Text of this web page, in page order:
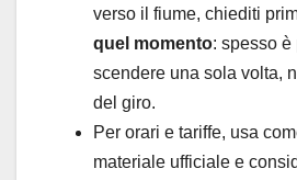
verso il fiume, chiediti
quel momento: spesso
scendere una sola volta,
del giro.
Per orari e tariffe, usa
materiale ufficiale e